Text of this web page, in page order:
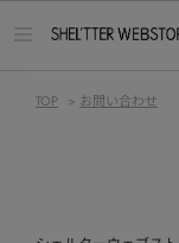
TOP > お問い合わせ